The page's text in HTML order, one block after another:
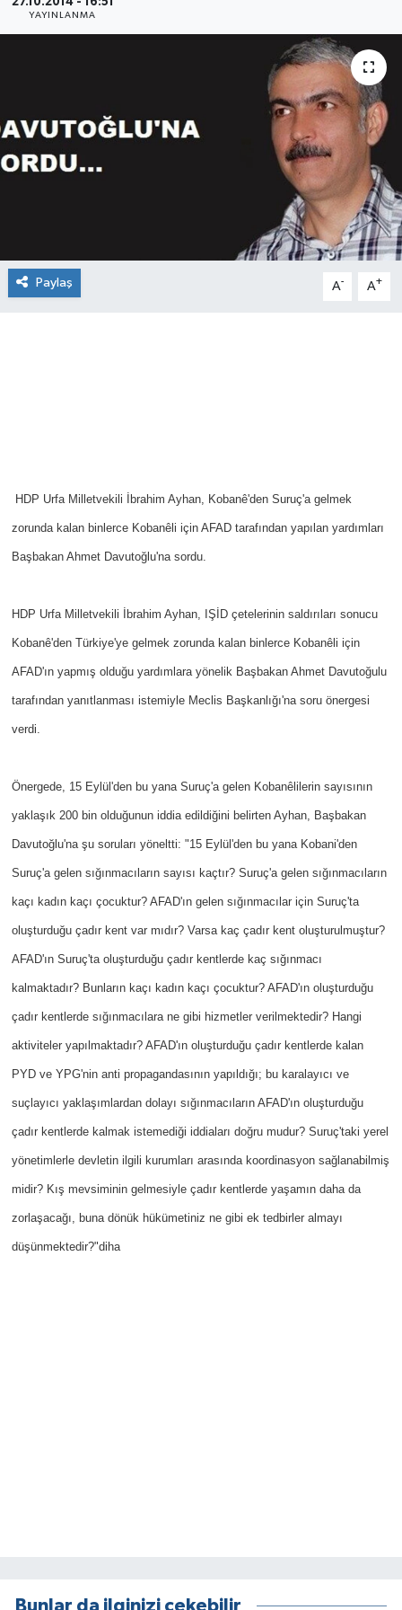
YAYINLANMA
Paylaş A- A+
HDP Urfa Milletvekili İbrahim Ayhan, Kobanê'den Suruç'a gelmek
zorunda kalan binlerce Kobanêli için AFAD tarafından yapılan yardımları
Başbakan Ahmet Davutoğlu'na sordu.
HDP Urfa Milletvekili İbrahim Ayhan, IŞİD çetelerinin saldırıları sonucu
Kobanê'den Türkiye'ye gelmek zorunda kalan binlerce Kobanêli için
AFAD'ın yapmış olduğu yardımlara yönelik Başbakan Ahmet Davutoğulu
tarafından yanıtlanması istemiyle Meclis Başkanlığı'na soru önergesi
verdi.
Önergede, 15 Eylül'den bu yana Suruç'a gelen Kobanêlilerin sayısının
yaklaşık 200 bin olduğunun iddia edildiğini belirten Ayhan, Başbakan
Davutoğlu'na şu soruları yöneltti: "15 Eylül'den bu yana Kobani'den
Suruç'a gelen sığınmacıların sayısı kaçtır? Suruç'a gelen sığınmacıların
kaçı kadın kaçı çocuktur? AFAD'ın gelen sığınmacılar için Suruç'ta
oluşturduğu çadır kent var mıdır? Varsa kaç çadır kent oluşturulmuştur?
AFAD'ın Suruç'ta oluşturduğu çadır kentlerde kaç sığınmacı
kalmaktadır? Bunların kaçı kadın kaçı çocuktur? AFAD'ın oluşturduğu
çadır kentlerde sığınmacılara ne gibi hizmetler verilmektedir? Hangi
aktiviteler yapılmaktadır? AFAD'ın oluşturduğu çadır kentlerde kalan
PYD ve YPG'nin anti propagandasının yapıldığı; bu karalayıcı ve
suçlayıcı yaklaşımlardan dolayı sığınmacıların AFAD'ın oluşturduğu
çadır kentlerde kalmak istemediği iddiaları doğru mudur? Suruç'taki yerel
yönetimlerle devletin ilgili kurumları arasında koordinasyon sağlanabilmiş
midir? Kış mevsiminin gelmesiyle çadır kentlerde yaşamın daha da
zorlaşacağı, buna dönük hükümetiniz ne gibi ek tedbirler almayı
düşünmektedir?"diha
Bunlar da ilginizi çekebilir